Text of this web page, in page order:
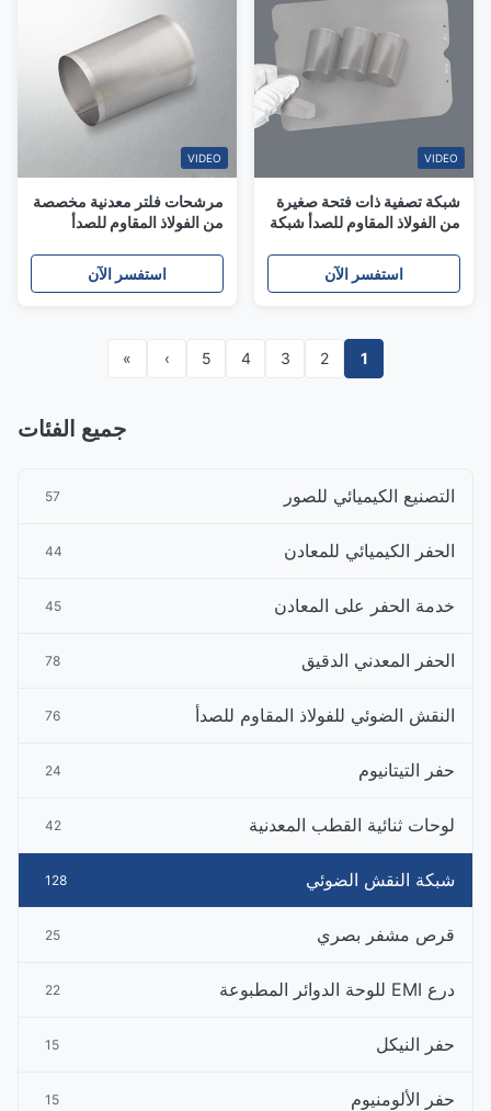
VIDEO
شبكة تصفية ذات فتحة صغيرة
من الفولاذ المقاوم للصدأ شبكة
الدقيق
استفسر الآن
VIDEO
مرشحات فلتر معدنية مخصصة
من الفولاذ المقاوم للصدأ
استفسر الآن
1
2
3
4
5
›
»
جميع الفئات
التصنيع الكيميائي للصور 57
الحفر الكيميائي للمعادن 44
خدمة الحفر على المعادن 45
الحفر المعدني الدقيق 78
النقش الضوئي للفولاذ المقاوم للصدأ 76
حفر التيتانيوم 24
لوحات ثنائية القطب المعدنية 42
شبكة النقش الضوئي 128
قرص مشفر بصري 25
درع EMI للوحة الدوائر المطبوعة 22
حفر النيكل 15
حفر الألومنيوم 15